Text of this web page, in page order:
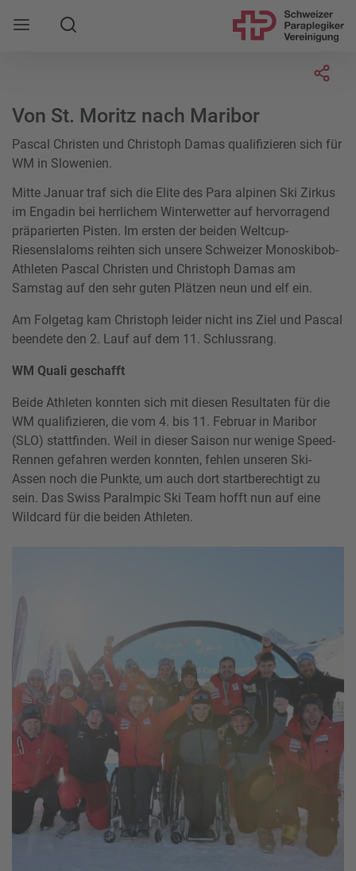
Mobile Navigation öffnen
Suche
Von St. Moritz nach Maribor
Pascal Christen und Christoph Damas qualifizieren sich für
WM in Slowenien.
Mitte Januar traf sich die Elite des Para alpinen Ski Zirkus
im Engadin bei herrlichem Winterwetter auf hervorragend
präparierten Pisten. Im ersten der beiden Weltcup-
Riesenslaloms reihten sich unsere Schweizer Monoskibob-
Athleten Pascal Christen und Christoph Damas am
Samstag auf den sehr guten Plätzen neun und elf ein.
Am Folgetag kam Christoph leider nicht ins Ziel und Pascal
beendete den 2. Lauf auf dem 11. Schlussrang.
WM Quali geschafft
Beide Athleten konnten sich mit diesen Resultaten für die
WM qualifizieren, die vom 4. bis 11. Februar in Maribor
(SLO) stattfinden. Weil in dieser Saison nur wenige Speed-
Rennen gefahren werden konnten, fehlen unseren Ski-
Assen noch die Punkte, um auch dort startberechtigt zu
sein. Das Swiss Paralmpic Ski Team hofft nun auf eine
Wildcard für die beiden Athleten.